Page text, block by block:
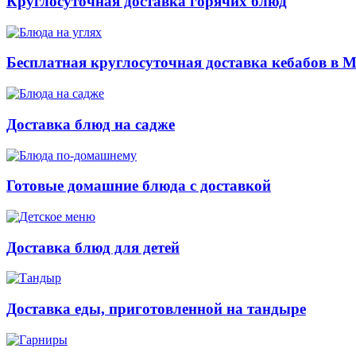
Бесплатная круглосуточная доставка кебабов в
Доставка блюд на садже
Готовые домашние блюда с доставкой
Доставка блюд для детей
Доставка еды, приготовленной на тандыре